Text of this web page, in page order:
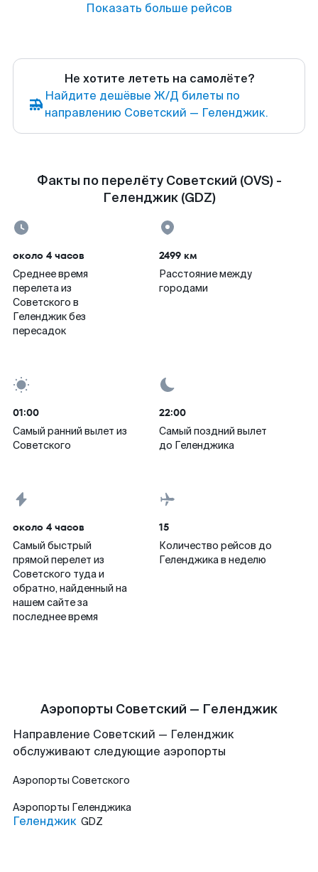
Показать больше рейсов
Не хотите лететь на самолёте?
Найдите дешёвые Ж/Д билеты по
направлению Советский — Геленджик.
Факты по перелёту Советский (OVS) -
Геленджик (GDZ)
около 4 часов
Среднее время
перелета из
Советского в
Геленджик без
пересадок
2499 км
Расстояние между
городами
01:00
Самый ранний вылет из
Советского
22:00
Самый поздний вылет
до Геленджика
около 4 часов
Самый быстрый
прямой перелет из
Советского туда и
обратно, найденный на
нашем сайте за
последнее время
15
Количество рейсов до
Геленджика в неделю
Аэропорты Советский — Геленджик
Направление Советский — Геленджик
обслуживают следующие аэропорты
Аэропорты Советского
Аэропорты Геленджика
Геленджик GDZ